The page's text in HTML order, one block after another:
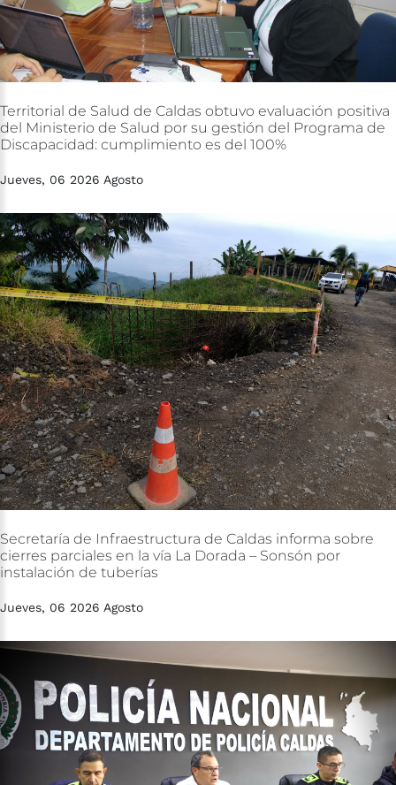
Territorial de Salud de Caldas obtuvo evaluación positiva
del Ministerio de Salud por su gestión del Programa de
Discapacidad: cumplimiento es del 100%
Jueves, 06 2026 Agosto
Secretaría de Infraestructura de Caldas informa sobre
cierres parciales en la vía La Dorada – Sonsón por
instalación de tuberías
Jueves, 06 2026 Agosto